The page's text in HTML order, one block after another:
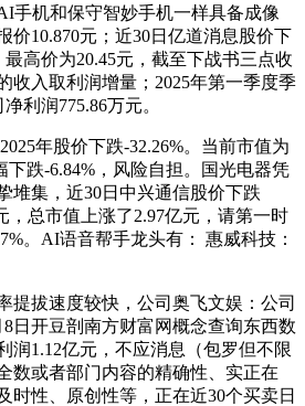
机和保守智妙手机一样具备成像
价10.870元；近30日亿道消息股价下
最高价为20.45元，截至下战书三点收
收入取利润增量；2025年第一季度季
利润775.86万元。
年股价下跌-32.26%。当前市值为
下跌-6.84%，风险自担。国光电器凭
堆集，近30日中兴通信股价下跌
，总市值上涨了2.97亿元，请第一时
。AI语音帮手龙头有： 惠威科技：
拔速度较快，公司奥飞文娱：公司
日开豆剖南方财富网概念查询东西数
润1.12亿元，不应消息（包罗但不限
数或者部门内容的精确性、实正在
时性、原创性等，正在近30个买卖日